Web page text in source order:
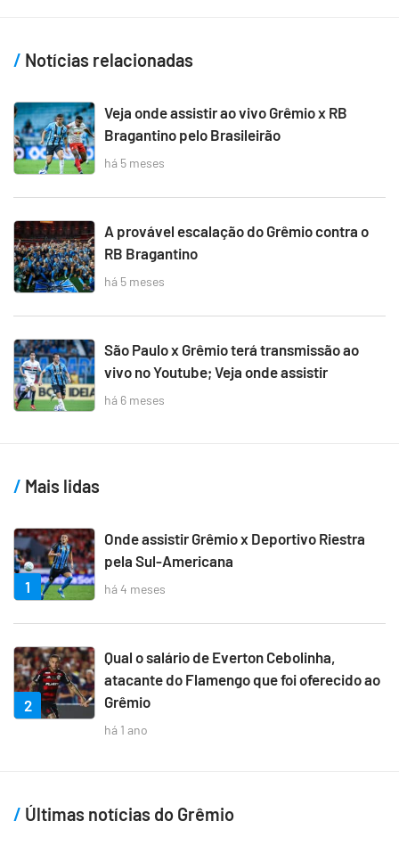
Notícias relacionadas
Veja onde assistir ao vivo Grêmio x RB
Bragantino pelo Brasileirão
há 5 meses
A provável escalação do Grêmio contra o
RB Bragantino
há 5 meses
São Paulo x Grêmio terá transmissão ao
vivo no Youtube; Veja onde assistir
há 6 meses
Mais lidas
1
Onde assistir Grêmio x Deportivo Riestra
pela Sul-Americana
há 4 meses
2
Qual o salário de Everton Cebolinha,
atacante do Flamengo que foi oferecido ao
Grêmio
há 1 ano
Últimas notícias do Grêmio